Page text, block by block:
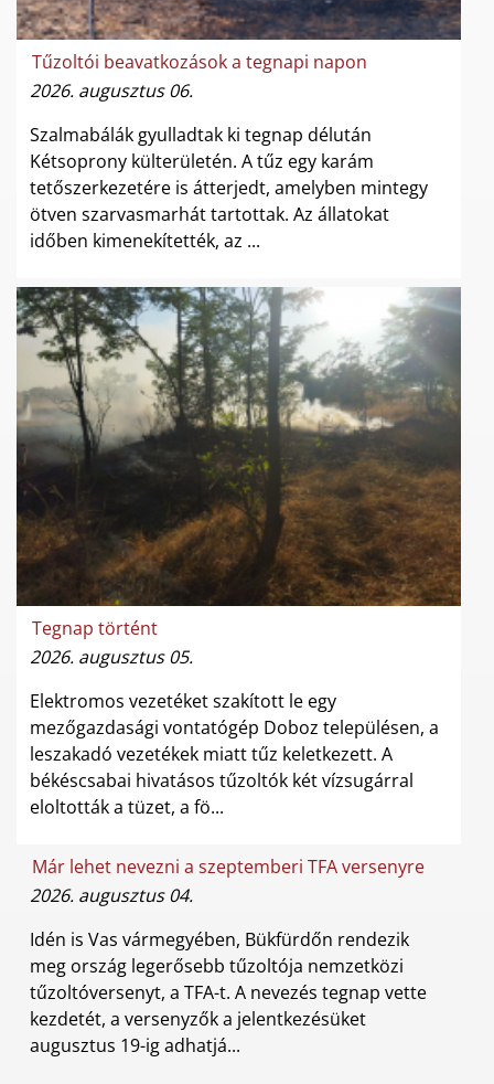
Tűzoltói beavatkozások a tegnapi napon
2026. augusztus 06.
Szalmabálák gyulladtak ki tegnap délután
Kétsoprony külterületén. A tűz egy karám
tetőszerkezetére is átterjedt, amelyben mintegy
ötven szarvasmarhát tartottak. Az állatokat
időben kimenekítették, az ...
Tegnap történt
2026. augusztus 05.
Elektromos vezetéket szakított le egy
mezőgazdasági vontatógép Doboz településen, a
leszakadó vezetékek miatt tűz keletkezett. A
békéscsabai hivatásos tűzoltók két vízsugárral
eloltották a tüzet, a fö...
Már lehet nevezni a szeptemberi TFA versenyre
2026. augusztus 04.
Idén is Vas vármegyében, Bükfürdőn rendezik
meg ország legerősebb tűzoltója nemzetközi
tűzoltóversenyt, a TFA-t. A nevezés tegnap vette
kezdetét, a versenyzők a jelentkezésüket
augusztus 19-ig adhatjá...